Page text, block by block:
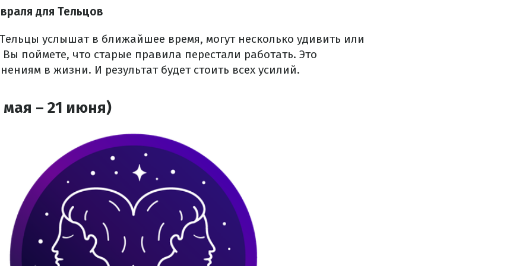
для Тельцов
услышат в ближайшее время, могут несколько удивить или
поймете, что старые правила перестали работать. Это
в жизни. И результат будет стоить всех усилий.
– 21 июня)